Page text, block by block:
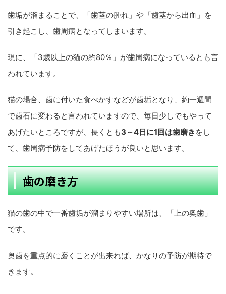
歯垢が溜まることで、「歯茎の腫れ」や「歯茎から出血」を
引き起こし、歯周病となってしまいます。
現に、「3歳以上の猫の約80％」が歯周病になっているとも言
われています。
猫の場合、歯に付いた食べかすなどが歯垢となり、約一週間
で歯石に変わると言われていますので、毎日少しでもやって
あげたいところですが、長くとも3～4日に1回は歯磨き をし
て、歯周病予防をしてあげたほうが良いと思います。
歯の磨き方
猫の歯の中で一番歯垢が溜まりやすい場所は、「上の奥歯」
です。
奥歯を重点的に磨くことが出来れば、かなりの予防が期待で
きます。